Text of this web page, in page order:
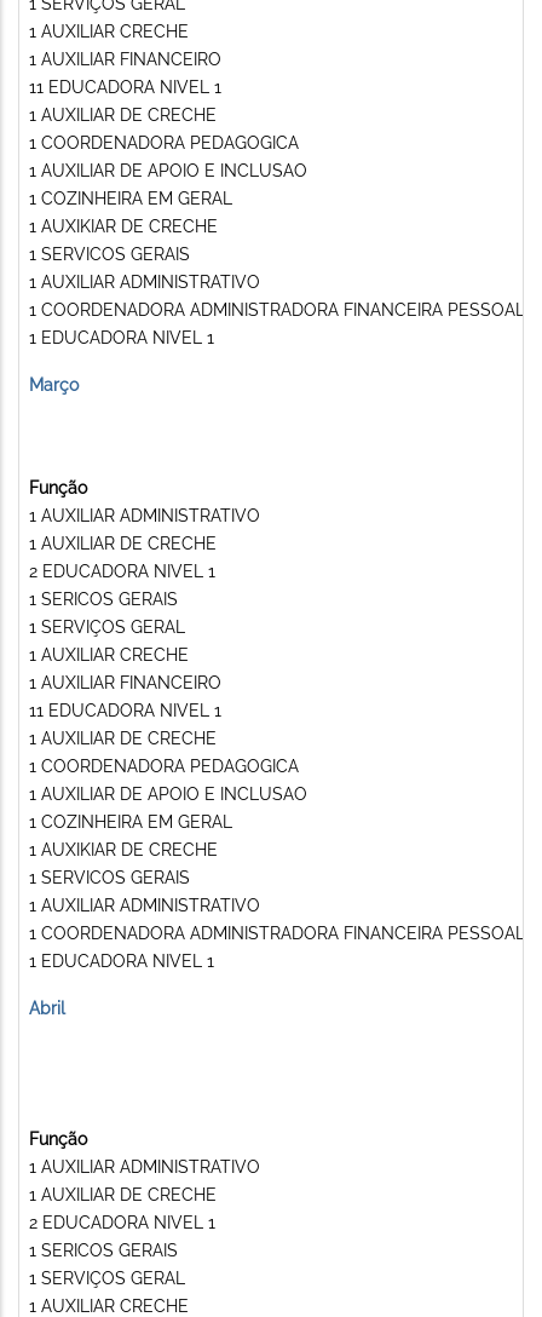
1 AUXILIAR CRECHE
1 AUXILIAR FINANCEIRO
11 EDUCADORA NIVEL 1
1 AUXILIAR DE CRECHE
1 COORDENADORA PEDAGOGICA
1 AUXILIAR DE APOIO E INCLUSAO
1 COZINHEIRA EM GERAL
1 AUXIKIAR DE CRECHE
1 SERVICOS GERAIS
1 AUXILIAR ADMINISTRATIVO
1 COORDENADORA ADMINISTRADORA FINANCEIRA PESSOAL
1 EDUCADORA NIVEL 1
Março
Função
1 AUXILIAR ADMINISTRATIVO
1 AUXILIAR DE CRECHE
2 EDUCADORA NIVEL 1
1 SERICOS GERAIS
1 SERVIÇOS GERAL
1 AUXILIAR CRECHE
1 AUXILIAR FINANCEIRO
11 EDUCADORA NIVEL 1
1 AUXILIAR DE CRECHE
1 COORDENADORA PEDAGOGICA
1 AUXILIAR DE APOIO E INCLUSAO
1 COZINHEIRA EM GERAL
1 AUXIKIAR DE CRECHE
1 SERVICOS GERAIS
1 AUXILIAR ADMINISTRATIVO
1 COORDENADORA ADMINISTRADORA FINANCEIRA PESSOAL
1 EDUCADORA NIVEL 1
Abril
Função
1 AUXILIAR ADMINISTRATIVO
1 AUXILIAR DE CRECHE
2 EDUCADORA NIVEL 1
1 SERICOS GERAIS
1 SERVIÇOS GERAL
1 AUXILIAR CRECHE